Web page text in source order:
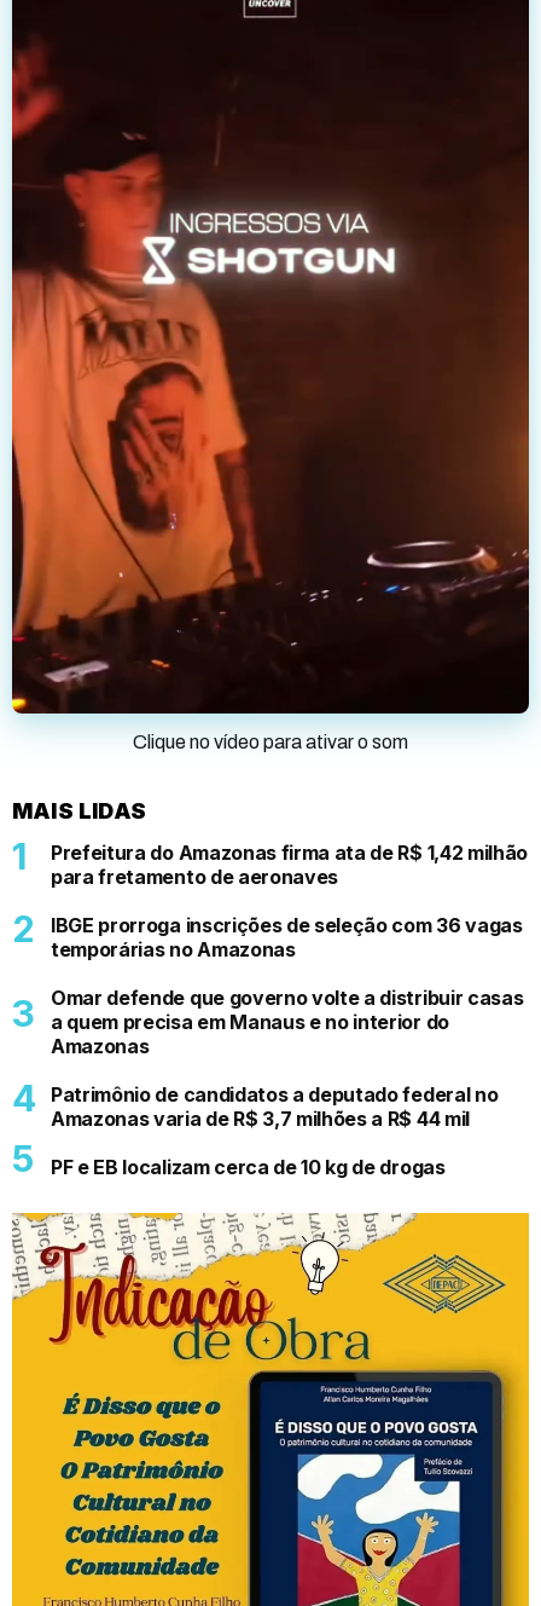
Clique no vídeo para ativar o som
MAIS LIDAS
Prefeitura do Amazonas firma ata de R$ 1,42 milhão
para fretamento de aeronaves
IBGE prorroga inscrições de seleção com 36 vagas
temporárias no Amazonas
Omar defende que governo volte a distribuir casas
a quem precisa em Manaus e no interior do
Amazonas
Patrimônio de candidatos a deputado federal no
Amazonas varia de R$ 3,7 milhões a R$ 44 mil
PF e EB localizam cerca de 10 kg de drogas